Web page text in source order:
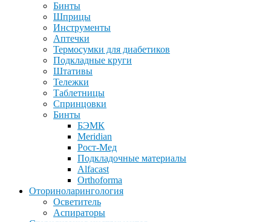
Бинты
Шприцы
Инструменты
Аптечки
Термосумки для диабетиков
Подкладные круги
Штативы
Тележки
Таблетницы
Спринцовки
Бинты
БЭМК
Meridian
Рост-Мед
Подкладочные материалы
Alfacast
Orthoforma
Оториноларингология
Осветитель
Аспираторы